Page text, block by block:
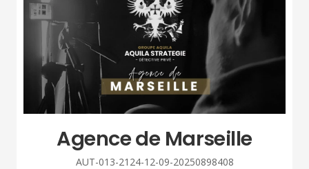
Agence de Marseille
AUT-013-2124-12-09-20250898408